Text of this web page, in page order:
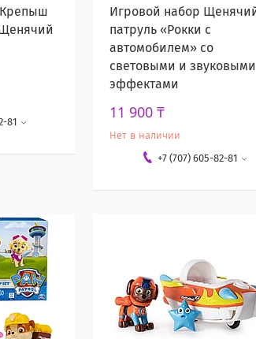
Крепыш
81
Игровой набор
патруль «Рокки с
автомобилем» со
световыми и звуковыми
эффектами
11 900 ₸
Нет в наличии
+7 (707) 605-82-81